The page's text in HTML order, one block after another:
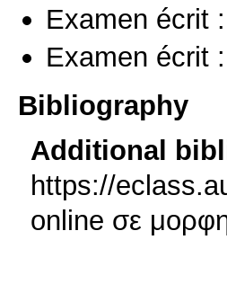
Examen écrit
Examen écrit
Bibliography
Additional
https://
online σε